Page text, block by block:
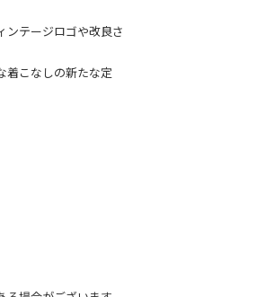
ンテージロゴや改良さ
着こなしの新たな定